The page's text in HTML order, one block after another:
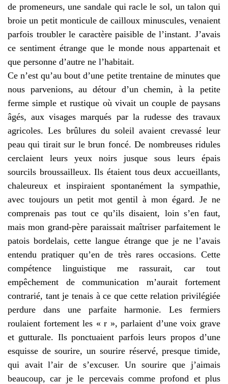
de promeneurs, une sandale qui racle le sol, un talon qui
broie un petit monticule de cailloux minuscules, venaient
parfois troubler le caractère paisible de l’instant. J’avais
ce sentiment étrange que le monde nous appartenait et
que personne d’autre ne l’habitait.
Ce n’est qu’au bout d’une petite trentaine de minutes que
nous parvenions, au détour d’un chemin, à la petite
ferme simple et rustique où vivait un couple de paysans
âgés, aux visages marqués par la rudesse des travaux
agricoles. Les brûlures du soleil avaient crevassé leur
peau qui tirait sur le brun foncé. De nombreuses ridules
cerclaient leurs yeux noirs jusque sous leurs épais
sourcils broussailleux. Ils étaient tous deux accueillants,
chaleureux et inspiraient spontanément la sympathie,
avec toujours un petit mot gentil à mon égard. Je ne
comprenais pas tout ce qu’ils disaient, loin s’en faut,
mais mon grand-père paraissait maîtriser parfaitement le
patois bordelais, cette langue étrange que je ne l’avais
entendu pratiquer qu’en de très rares occasions. Cette
compétence linguistique me rassurait, car tout
empêchement de communication m’aurait fortement
contrarié, tant je tenais à ce que cette relation privilégiée
perdure dans une parfaite harmonie. Les fermiers
roulaient fortement les « r », parlaient d’une voix grave
et gutturale. Ils ponctuaient parfois leurs propos d’une
esquisse de sourire, un sourire réservé, presque timide,
qui avait l’air de s’excuser. Un sourire que j’aimais
beaucoup, car je le percevais comme profond et plus